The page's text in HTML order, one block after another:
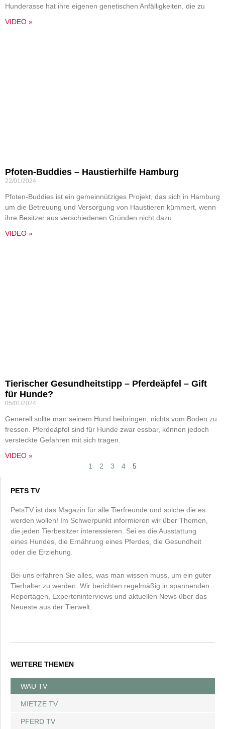
Hunderasse hat ihre eigenen genetischen Anfälligkeiten, die zu
VIDEO »
Pfoten-Buddies – Haustierhilfe Hamburg
22/01/2024
Pfoten-Buddies ist ein gemeinnütziges Projekt, das sich in Hamburg
um die Betreuung und Versorgung von Haustieren kümmert, wenn
ihre Besitzer aus verschiedenen Gründen nicht dazu
VIDEO »
Tierischer Gesundheitstipp – Pferdeäpfel – Gift
für Hunde?
05/01/2024
Generell sollte man seinem Hund beibringen, nichts vom Boden zu
fressen. Pferdeäpfel sind für Hunde zwar essbar, können jedoch
versteckte Gefahren mit sich tragen.
VIDEO »
1 2 3 4 5
PETS TV
PetsTV ist das Magazin für alle Tierfreunde und solche die es
werden wollen! Im Schwerpunkt informieren wir über Themen,
die jeden Tierbesitzer interessieren. Sei es die Ausstattung
eines Hundes, die Ernährung eines Pferdes, die Gesundheit
oder die Erziehung.
Bei uns erfahren Sie alles, was man wissen muss, um ein guter
Tierhalter zu werden. Wir berichten regelmäßig in spannenden
Reportagen, Experteninterviews und aktuellen News über das
Neueste aus der Tierwelt.
WEITERE THEMEN
WAU TV
MIETZE TV
PFERD TV